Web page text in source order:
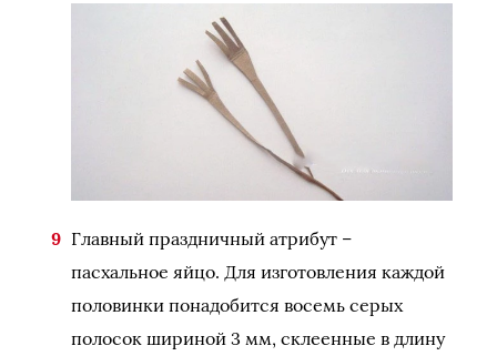
Главный праздничный атрибут –
пасхальное яйцо. Для изготовления каждой
половинки понадобится восемь серых
полосок шириной 3 мм, склеенные в длину